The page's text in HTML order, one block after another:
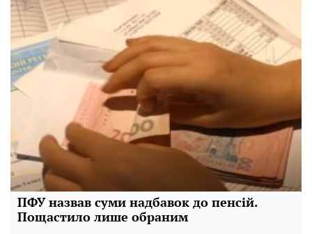
ПФУ назвав суми надбавок до пенсій.
Пощастило лише обраним